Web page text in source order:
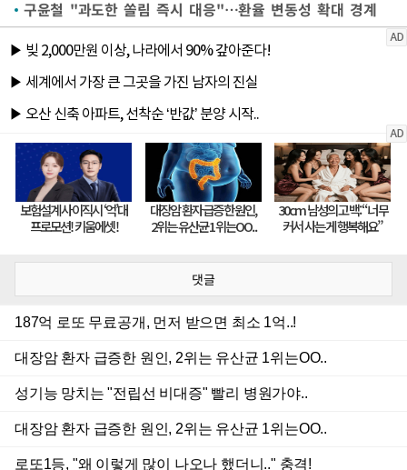
구윤철 "과도한 쏠림 즉시 대응"…환율 변동성 확대 경계
댓글